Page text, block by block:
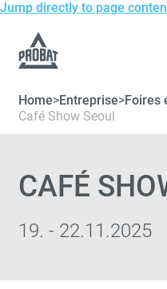
Jump directly to page
the
homepage
Probat
Home>Entreprise>Foires
Café Show Seoul
CAFÉ
19. - 22.11.2025